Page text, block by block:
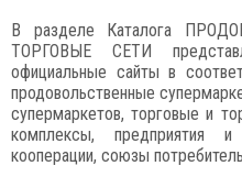
В разделе Каталога
ТОРГОВЫЕ СЕТИ
официальные сайты в
продовольственные
супермаркетов, торговые и
комплексы, предприятия и
кооперации, союзы